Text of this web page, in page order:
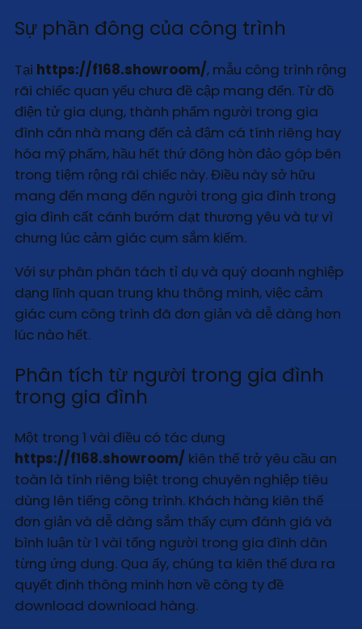
Sự phần đông của công trình
Tại https://f168.showroom/, mẫu công trình rộng
rãi chiếc quan yếu chưa đề cập mang đến. Từ đồ
điện tử gia dụng, thành phẩm người trong gia
đình căn nhà mang đến cả đậm cá tính riêng hay
hóa mỹ phẩm, hầu hết thứ đông hòn đảo góp bên
trong tiệm rộng rãi chiếc này. Điều này sở hữu
mang đến mang đến người trong gia đình trong
gia đình cất cánh bướm dạt thương yêu và tự vì
chưng lúc cảm giác cụm sắm kiếm.
Với sự phân phân tách tỉ dụ và quý doanh nghiệp
dạng lĩnh quan trung khu thông minh, việc cảm
giác cụm công trình đã đơn giản và dễ dàng hơn
lúc nào hết.
Phân tích từ người trong gia đình
trong gia đình
Một trong 1 vài điều có tác dụng
https://f168.showroom/ kiên thế trở yêu cầu an
toàn là tính riêng biệt trong chuyên nghiệp tiêu
dùng lên tiếng công trình. Khách hàng kiên thế
đơn giản và dễ dàng sắm thấy cụm đánh giá và
bình luận từ 1 vài tổng người trong gia đình dân
từng ứng dụng. Qua ấy, chúng ta kiên thế đưa ra
quyết định thông minh hơn về công ty đề
download download hàng.